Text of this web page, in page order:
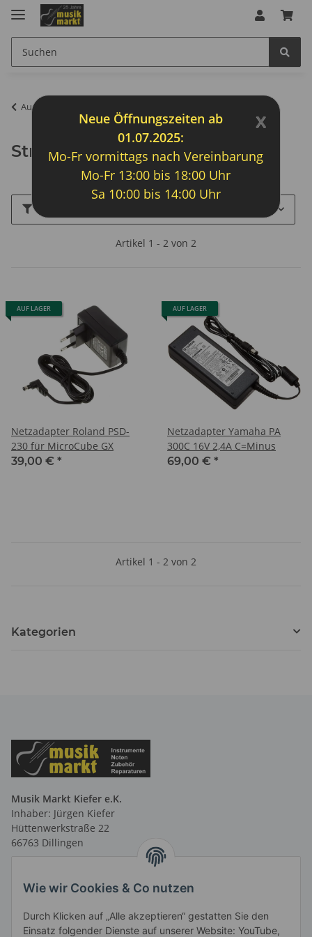
Wie wir Cookies & Co nutzen
Durch Klicken auf „Alle akzeptieren“ gestatten Sie den
Einsatz folgender Dienste auf unserer Website: YouTube,
Audiotechnik
Stromversorgung
Artikel 1 - 2 von 2
AUF LAGER
Netzadapter Roland PSD-
230 für MicroCube GX
39,00 € *
AUF LAGER
Netzadapter Yamaha PA
300C 16V 2,4A C=Minus
69,00 € *
Artikel 1 - 2 von 2
Kategorien
Musik Markt Kiefer e.K.
Inhaber: Jürgen Kiefer
Hüttenwerkstraße 22
66763 Dillingen
Telefax: 06831 9 66 58 41
Öffnungszeiten:
x
Neue Öffnungszeiten ab
01.07.2025:
Mo-Fr vormittags nach Vereinbarung
Mo-Fr 13:00 bis 18:00 Uhr
Sa 10:00 bis 14:00 Uhr